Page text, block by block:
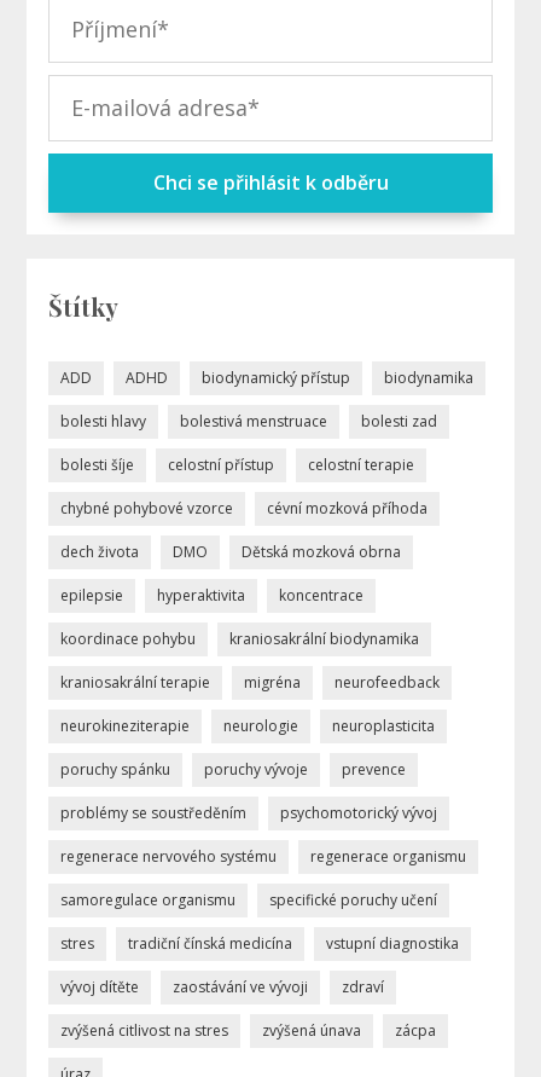
Chci se přihlásit k odběru
Štítky
ADD ADHD biodynamický přístup biodynamika
bolesti hlavy bolestivá menstruace bolesti zad
bolesti šíje celostní přístup celostní terapie
chybné pohybové vzorce cévní mozková příhoda
dech života DMO Dětská mozková obrna
epilepsie hyperaktivita koncentrace
koordinace pohybu kraniosakrální biodynamika
kraniosakrální terapie migréna neurofeedback
neurokineziterapie neurologie neuroplasticita
poruchy spánku poruchy vývoje prevence
problémy se soustředěním psychomotorický vývoj
regenerace nervového systému regenerace organismu
samoregulace organismu specifické poruchy učení
stres tradiční čínská medicína vstupní diagnostika
vývoj dítěte zaostávání ve vývoji zdraví
zvýšená citlivost na stres zvýšená únava zácpa